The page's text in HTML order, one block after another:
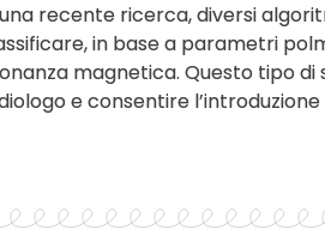
recente ricerca, diversi
in base a parametri
magnetica. Questo tipo
e consentire